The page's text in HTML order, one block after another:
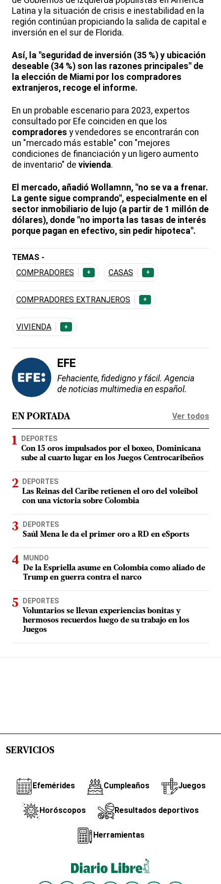
Latina y la situación de crisis e inestabilidad en la
región continúan propiciando la salida de capital e
inversión en el sur de Florida.
Así, la "seguridad de inversión (35 %) y ubicación
deseable (34 %) son las razones principales" de
la elección de Miami por los compradores
extranjeros, recoge el informe.
En un probable escenario para 2023, expertos
consultado por Efe coinciden en que los
compradores y vendedores se encontrarán con
un "mercado más estable" con "mejores
condiciones de financiación y un ligero aumento
de inventario" de vivienda.
El mercado, añadió Wollamnn, "no se va a frenar.
La gente sigue comprando", especialmente en el
sector inmobiliario de lujo (a partir de 1 millón de
dólares), donde "no importa las tasas de interés
porque pagan en efectivo, sin pedir hipoteca".
TEMAS -
COMPRADORES
+ CASAS +
COMPRADORES EXTRANJEROS +
VIVIENDA +
EFE
Fehaciente, fidedigno y fácil. Agencia
de noticias multimedia en español.
EN PORTADA Ver todos
DEPORTES
Con 15 oros impulsados por el boxeo, Dominicana
sube al cuarto lugar en los Juegos Centrocaribeños
DEPORTES
Las Reinas del Caribe retienen el oro del voleibol
con una victoria sobre Colombia
DEPORTES
Saúl Mena le da el primer oro a RD en eSports
MUNDO
De la Espriella asume en Colombia como aliado de
Trump en guerra contra el narco
DEPORTES
Voluntarios se llevan experiencias bonitas y
hermosos recuerdos luego de su trabajo en los
Juegos
SERVICIOS
Efemérides Cumpleaños Juegos
Horóscopos Resultados deportivos
Herramientas